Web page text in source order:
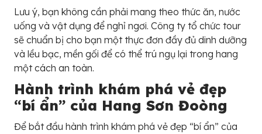
Lưu ý, bạn không cần phải mang theo thức ăn, nước
uống và vật dụng để nghỉ ngơi. Công ty tổ chức tour
sẽ chuẩn bị cho bạn một thực đơn đầy đủ dinh dưỡng
và lều bạc, mền gối để có thể trú ngụ lại trong hang
một cách an toàn.
Hành trình khám phá vẻ đẹp
“bí ẩn” của Hang Sơn Đoòng
Để bắt đầu hành trình khám phá vẻ đẹp “bí ẩn” của